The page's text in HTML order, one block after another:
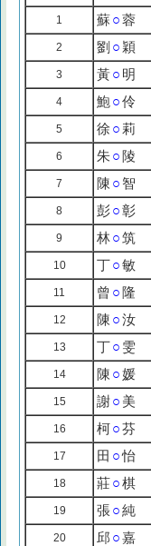
1 蘇○蓉
2 劉 ○ 穎
3 黃○ 明
4 鮑○伶
5 徐 ○ 莉
6 朱○ 陵
7 陳 ○ 智
8 彭○彰
9 林○筑
10 丁○敏
11 曾 ○ 隆
12 陳 ○汝
13 丁○ 雯
14 陳 ○媛
15 謝○ 美
16 柯○芬
17 田 ○怡
18 莊○棋
19 張○純
20 邱 ○嘉